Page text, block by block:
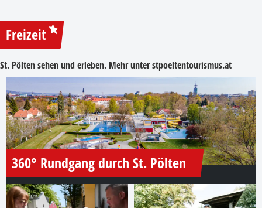
Freizeit
St. Pölten sehen und erleben. Mehr unterstpoeltentourismus.at
360° Rundgang durch St. Pölten